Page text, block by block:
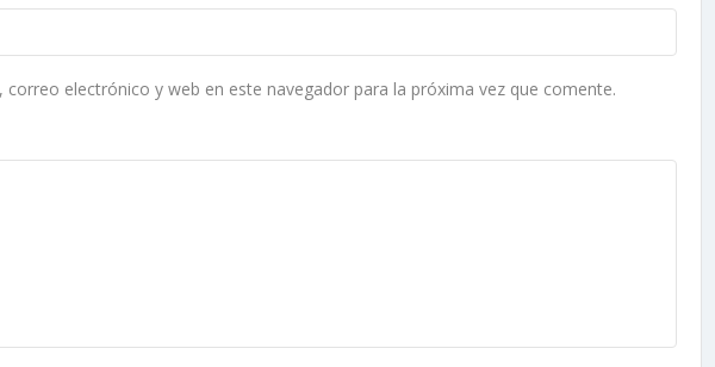
correo electrónico y web en este navegador para la próxima vez que comente.